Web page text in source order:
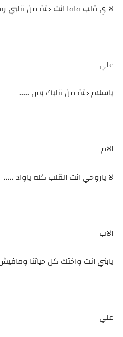
لا ي قلب ماما انت حتة من قلبي
علي
ياسلام حتة من قلبك بس .....
الام
لا ياروحي انت القلب كله ياواد .....
الاب
يابني انت واختك كل حياتنا
علي